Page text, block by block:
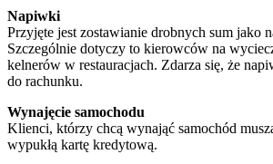
Napiwki
Przyjęte jest zostawianie drobnych sum jako
Szczególnie dotyczy to kierowców na
kelnerów w restauracjach. Zdarza się, że
do rachunku.
Wynajęcie samochodu
Klienci, którzy chcą wynająć samochód
wypukłą kartę kredytową.